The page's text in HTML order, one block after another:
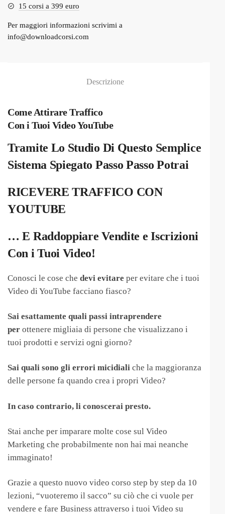
15 corsi a 399 euro
Per maggiori informazioni scrivimi a
info@downloadcorsi.com
Descrizione
Come Attirare Traffico
Con i Tuoi Video YouTube
Tramite Lo Studio Di Questo Semplice
Sistema Spiegato Passo Passo Potrai
RICEVERE TRAFFICO CON
YOUTUBE
… E Raddoppiare Vendite e Iscrizioni
Con i Tuoi Video!
Conosci le cose che devi evitare per evitare che i tuoi
Video di YouTube facciano fiasco?
Sai esattamente quali passi intraprendere
per ottenere migliaia di persone che visualizzano i
tuoi prodotti e servizi ogni giorno?
Sai quali sono gli errori micidiali che la maggioranza
delle persone fa quando crea i propri Video?
In caso contrario, li conoscerai presto.
Stai anche per imparare molte cose sul Video
Marketing che probabilmente non hai mai neanche
immaginato!
Grazie a questo nuovo video corso step by step da 10
lezioni, “vuoteremo il sacco” su ciò che ci vuole per
vendere e fare Business attraverso i tuoi Video su